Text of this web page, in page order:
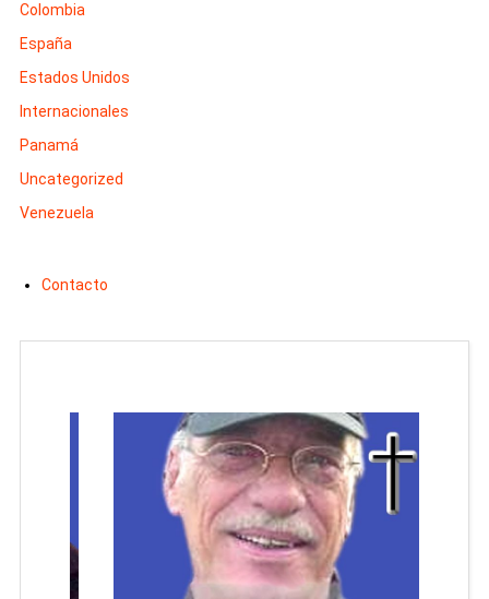
Colombia
España
Estados Unidos
Internacionales
Panamá
Uncategorized
Venezuela
Contacto